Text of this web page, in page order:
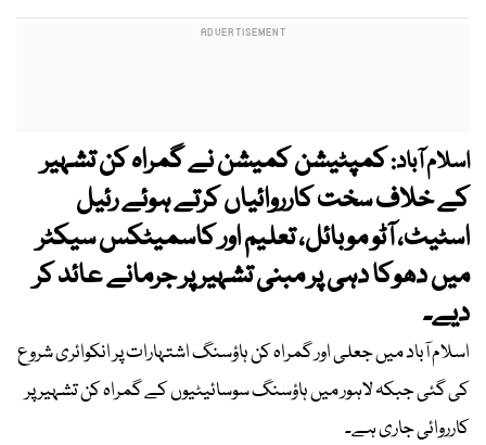
اسلام آباد:کمپٹیشن کمیشن نے گمراہ کن تشہیر
کے خلاف سخت کارروائیاں کرتے ہوئے رئیل
اسٹیٹ، آٹو موبائل، تعلیم اور کاسمیٹکس سیکٹر
میں دھوکا دہی پر مبنی تشہیر پر جرمانے عائد کر
دیے۔
اسلام آباد میں جعلی اور گمراہ کن ہاؤسنگ اشتہارات پر انکوائری شروع
کی گئی جبکہ لاہور میں ہاؤسنگ سوسائیٹیوں کے گمراہ کن تشہیر پر
کارروائی جاری ہے۔